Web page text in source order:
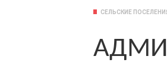
СЕЛЬСКИЕ